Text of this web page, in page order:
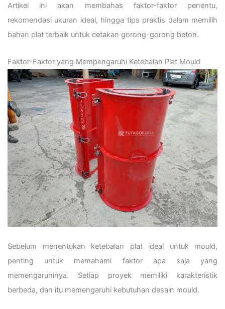
Artikel ini akan membahas faktor-faktor penentu,
rekomendasi ukuran ideal, hingga tips praktis dalam memilih
bahan plat terbaik untuk cetakan gorong-gorong beton.
Faktor-Faktor yang Mempengaruhi Ketebalan Plat Mould
Sebelum menentukan ketebalan plat ideal untuk mould,
penting untuk memahami faktor apa saja yang
memengaruhinya. Setiap proyek memiliki karakteristik
berbeda, dan itu memengaruhi kebutuhan desain mould.